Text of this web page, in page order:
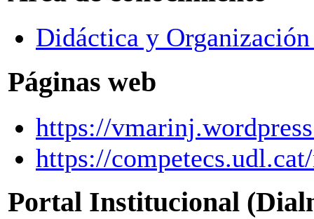
Didáctica y
Páginas web
https://
https://
Portal Institucional